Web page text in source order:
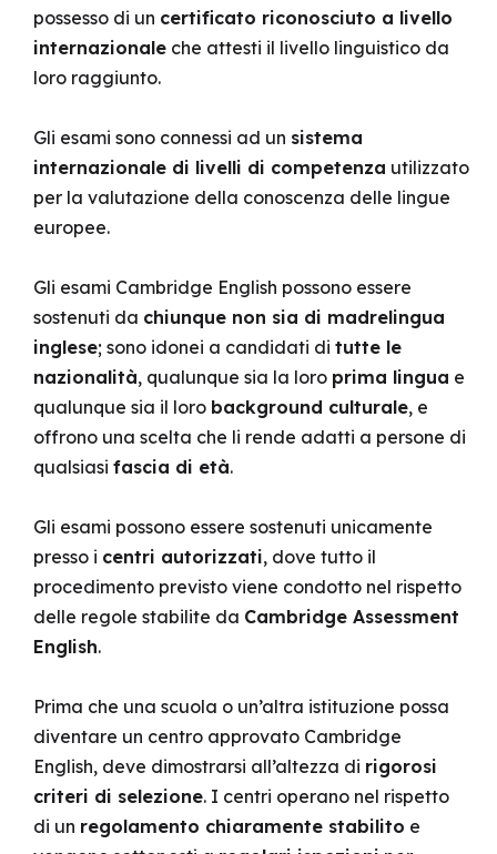
possesso di un certificato riconosciuto a livello
internazionale che attesti il livello linguistico da
loro raggiunto.
Gli esami sono connessi ad un sistema
internazionale di livelli di competenza utilizzato
per la valutazione della conoscenza delle lingue
europee.
Gli esami Cambridge English possono essere
sostenuti da chiunque non sia di madrelingua
inglese; sono idonei a candidati di tutte le
nazionalità, qualunque sia la loro prima lingua e
qualunque sia il loro background culturale, e
offrono una scelta che li rende adatti a persone di
qualsiasi fascia di età.
Gli esami possono essere sostenuti unicamente
presso i centri autorizzati, dove tutto il
procedimento previsto viene condotto nel rispetto
delle regole stabilite da Cambridge Assessment
English.
Prima che una scuola o un’altra istituzione possa
diventare un centro approvato Cambridge
English, deve dimostrarsi all’altezza di rigorosi
criteri di selezione. I centri operano nel rispetto
di un regolamento chiaramente stabilito e